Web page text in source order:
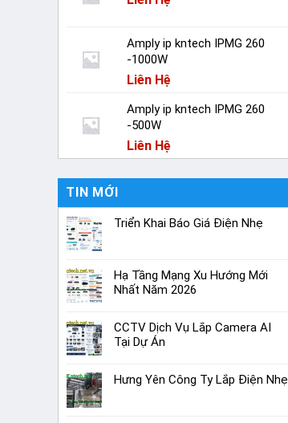
Amply ip kntech IPMG 260
-1000W
Liên Hệ
Amply ip kntech IPMG 260
-500W
Liên Hệ
TIN MỚI
Triển Khai Báo Giá Điện Nhẹ
Hạ Tầng Mạng Xu Hướng Mới
Nhất Năm 2026
CCTV Dịch Vụ Lắp Camera AI
Tại Dự Án
Hưng Yên Công Ty Lắp Điện Nhẹ